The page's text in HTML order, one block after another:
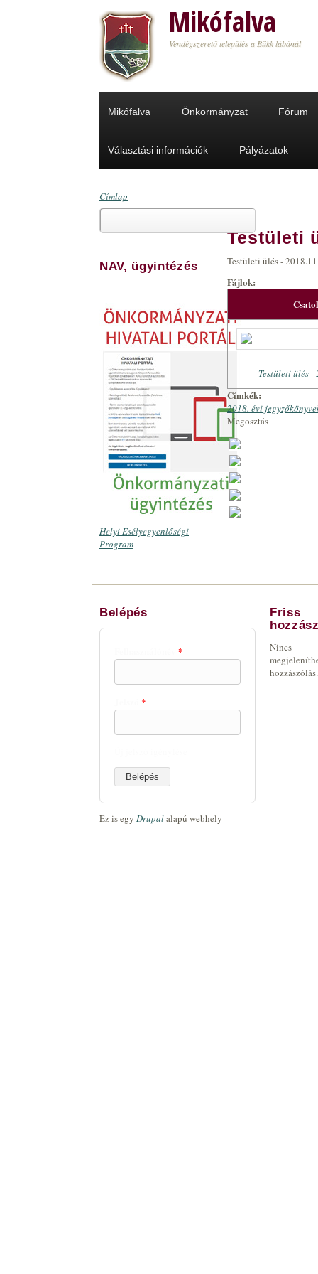
Mikófalva
Vendégszerető település a Bükk lábánál
Mikófalva Önkormányzat Fórum
Választási információk Pályázatok
Címlap
Keresés
NAV, ügyintézés
Helyi Esélyegyenlőségi
Program
Testületi
Testületi ülés -
Fájlok:
Testületi ülés -
Címkék:
2018. évi
Megosztás
Belépés
*
*
Friss
Nincs
hozzászólás.
Ez is egy Drupalalapú webhely